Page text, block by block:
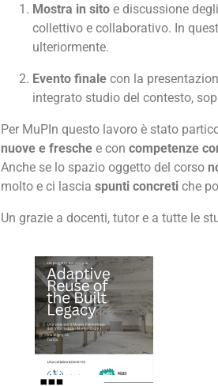
Mostra in sito e discussione
collettivo e collaborativo. In
ulteriormente.
Evento finale con la
integrato studio del contesto,
Per MuPIn questo lavoro è stato
nuove e fresche e con competenze
Anche se lo spazio oggetto del corso
molto e ci lascia spunti concreti che
Un grazie a docenti, tutor e a tutte le